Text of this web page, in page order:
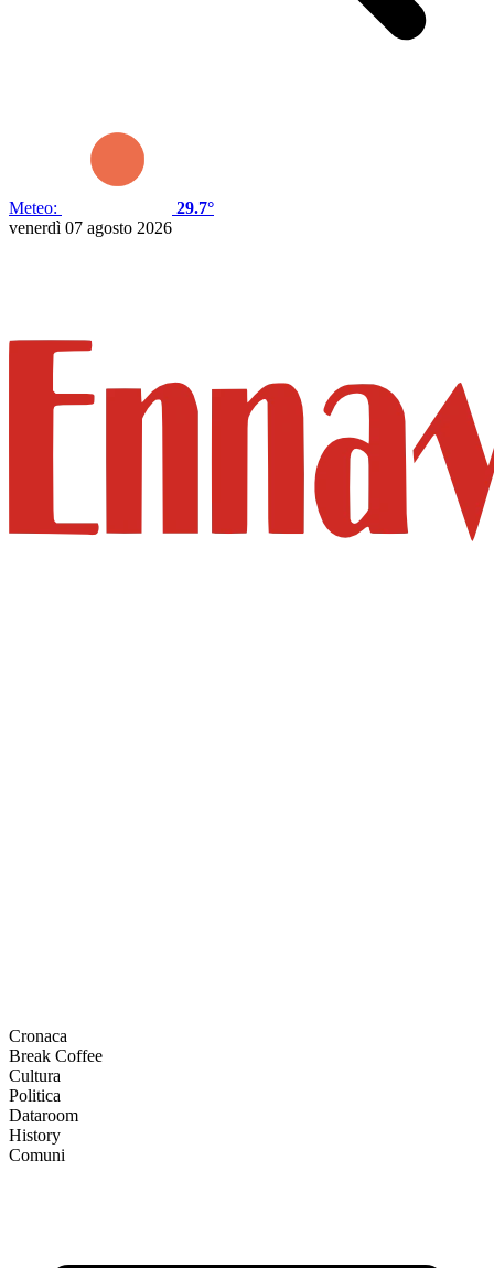
Meteo:
29.7°
venerdì 07 agosto 2026
Cronaca
Break Coffee
Cultura
Politica
Dataroom
History
Comuni